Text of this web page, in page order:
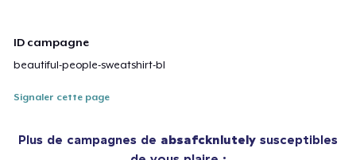
ID campagne
beautiful-people-sweatshirt-bl
Signaler cette page
Plus de campagnes de absafcknlutely susceptibles